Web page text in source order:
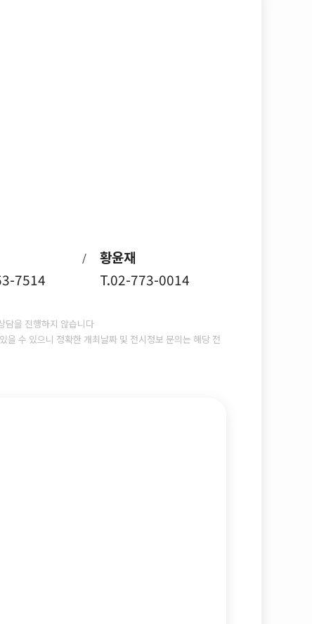
/
황윤재
7514
T.02-773-0014
담을 진행하지 않습니다
을 수 있으니 정확한 개최날짜 및 전시정보 문의는 해당 전